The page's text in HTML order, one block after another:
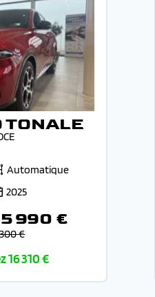
TONALE
Automatique
2025
990 €
€
16 310 €